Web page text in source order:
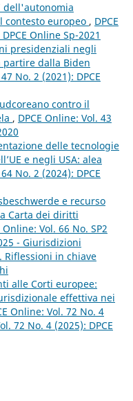
dell'autonomia
contesto europeo , DPCE
Online Sp-2021
presidenziali negli
partire dalla Biden
No. 2 (2021): DPCE
contro il
, DPCE Online: Vol. 43
delle tecnologie
e negli USA: alea
No. 2 (2024): DPCE
e recurso
Carta dei diritti
Online: Vol. 66 No. SP2
- Giurisdizioni
in chiave
alle Corti europee:
effettiva nei
Online: Vol. 72 No. 4
72 No. 4 (2025): DPCE